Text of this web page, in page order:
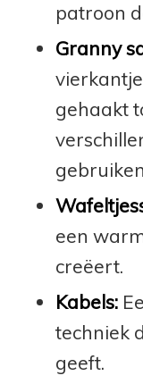
patroon
Granny
gehaakt
een
creëert.
Kabels:
techniek
geeft.